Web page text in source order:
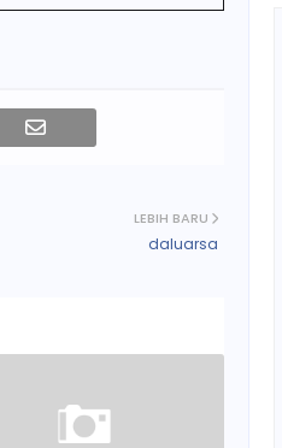
LEBIH BARU
daluarsa